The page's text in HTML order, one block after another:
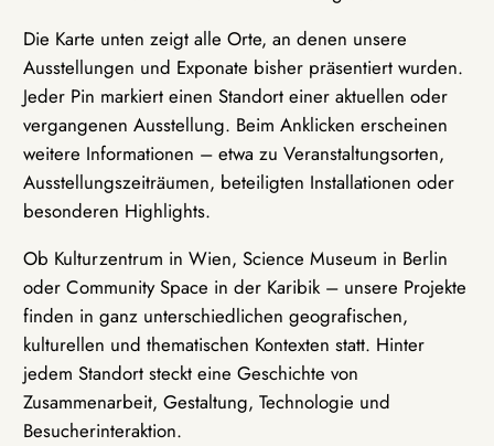
Die Karte unten zeigt alle Orte, an denen unsere
Ausstellungen und Exponate bisher präsentiert wurden.
Jeder Pin markiert einen Standort einer aktuellen oder
vergangenen Ausstellung. Beim Anklicken erscheinen
weitere Informationen – etwa zu Veranstaltungsorten,
Ausstellungszeiträumen, beteiligten Installationen oder
besonderen Highlights.
Ob Kulturzentrum in Wien, Science Museum in Berlin
oder Community Space in der Karibik – unsere Projekte
finden in ganz unterschiedlichen geografischen,
kulturellen und thematischen Kontexten statt. Hinter
jedem Standort steckt eine Geschichte von
Zusammenarbeit, Gestaltung, Technologie und
Besucherinteraktion.